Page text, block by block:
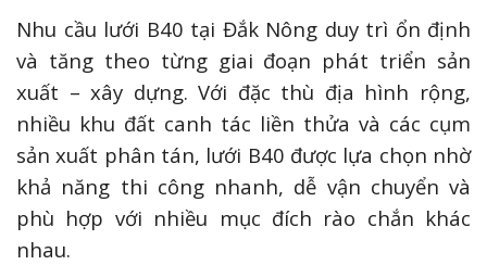
Nhu cầu lưới B40 tại Đắk Nông duy trì ổn định
và tăng theo từng giai đoạn phát triển sản
xuất – xây dựng. Với đặc thù địa hình rộng,
nhiều khu đất canh tác liền thửa và các cụm
sản xuất phân tán, lưới B40 được lựa chọn nhờ
khả năng thi công nhanh, dễ vận chuyển và
phù hợp với nhiều mục đích rào chắn khác
nhau.